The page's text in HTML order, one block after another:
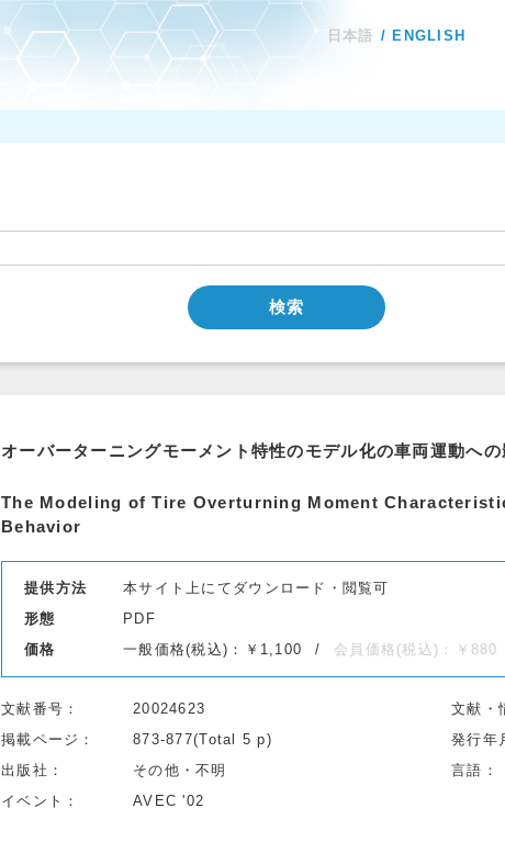
日本語 ENGLISH
検索
オーバーターニングモーメント特性のモデル化の車両運動への
The Modeling of Tire Overturning Moment
Behavior
提供方法
本サイト上にてダウンロード・閲覧可
形態
PDF
価格
一般価格(税込)：￥1,100 会員価格(税込)：￥880
文献番号 20024623 文献・
掲載ページ
873-877(Total 5 p) 発行年
出版社
その他・不明 言語
イベント
AVEC '02